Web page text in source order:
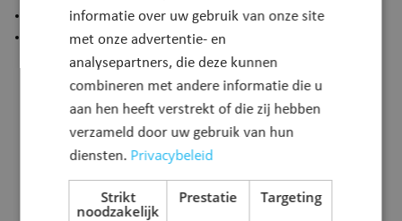
de eigen identiteitskaart
betalingsbewijs gerechtsdeurwaarder
Bij eenzijdige ontbinding wordt de andere partij
hiervan binnen de acht dagen op de hoogte gebracht.
Deze kennisgeving gebeurt aan de hand van een
gerechtsdeurwaardersexploot. Diegene die de verklaring
van eenzijdige beëindiging aflegt moet de kosten hiervan
vooraf betalen bij een deurwaarder en het bewijs van
betaling van deze kosten binnen brengen.
informatie over uw gebruik van onze site
met onze advertentie- en
analysepartners, die deze kunnen
combineren met andere informatie die u
aan hen heeft verstrekt of die zij hebben
verzameld door uw gebruik van hun
diensten. Privacybeleid
Strikt
noodzakelijk
Prestatie Targeting